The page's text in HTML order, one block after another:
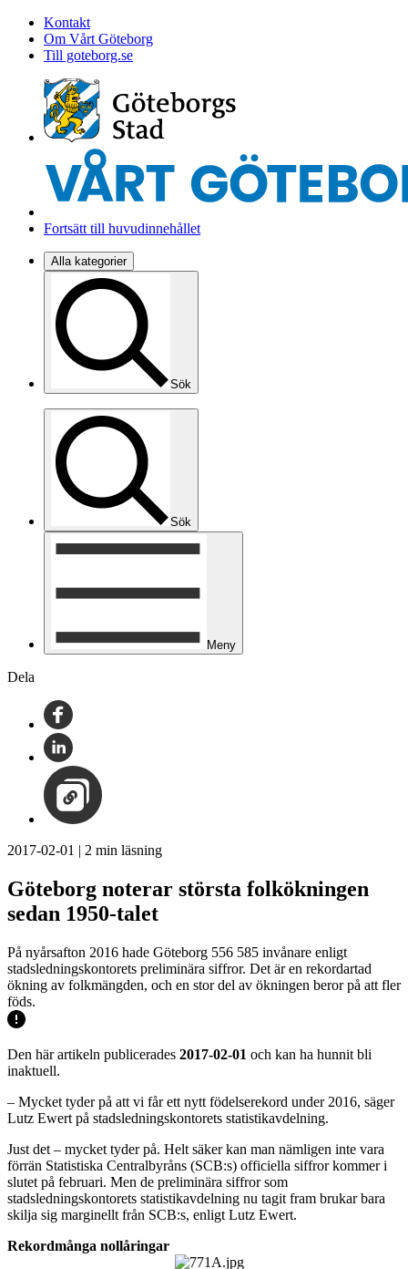
Kontakt
Om Vårt Göteborg
Till goteborg.se
Fortsätt till huvudinnehållet
Alla kategorier
Sök
Sök
Meny
Dela
2017-02-01 | 2 min läsning
Göteborg noterar största folkökningen
sedan 1950-talet
På nyårsafton 2016 hade Göteborg 556 585 invånare enligt
stadsledningskontorets preliminära siffror. Det är en rekordartad
ökning av folkmängden, och en stor del av ökningen beror på att fler
föds.
Den här artikeln publicerades 2017-02-01 och kan ha hunnit bli
inaktuell.
– Mycket tyder på att vi får ett nytt födelserekord under 2016, säger
Lutz Ewert på stadsledningskontorets statistikavdelning.
Just det – mycket tyder på. Helt säker kan man nämligen inte vara
förrän Statistiska Centralbyråns (SCB:s) officiella siffror kommer i
slutet på februari. Men de preliminära siffror som
stadsledningskontorets statistikavdelning nu tagit fram brukar bara
skilja sig marginellt från SCB:s, enligt Lutz Ewert.
Rekordmånga nollåringar